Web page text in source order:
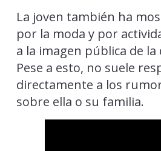
La joven también ha
por la moda y por
a la imagen pública de
Pese a esto, no suele
directamente a los
sobre ella o su familia.